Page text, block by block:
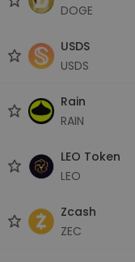
DOGE
USDS
USDS
Rain
RAIN
LEO Token
LEO
Zcash
ZEC